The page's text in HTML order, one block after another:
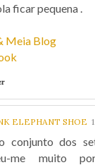
ficar pequena .
Meia Blog
ELEPHANT SHOE
conjunto dos
me muito